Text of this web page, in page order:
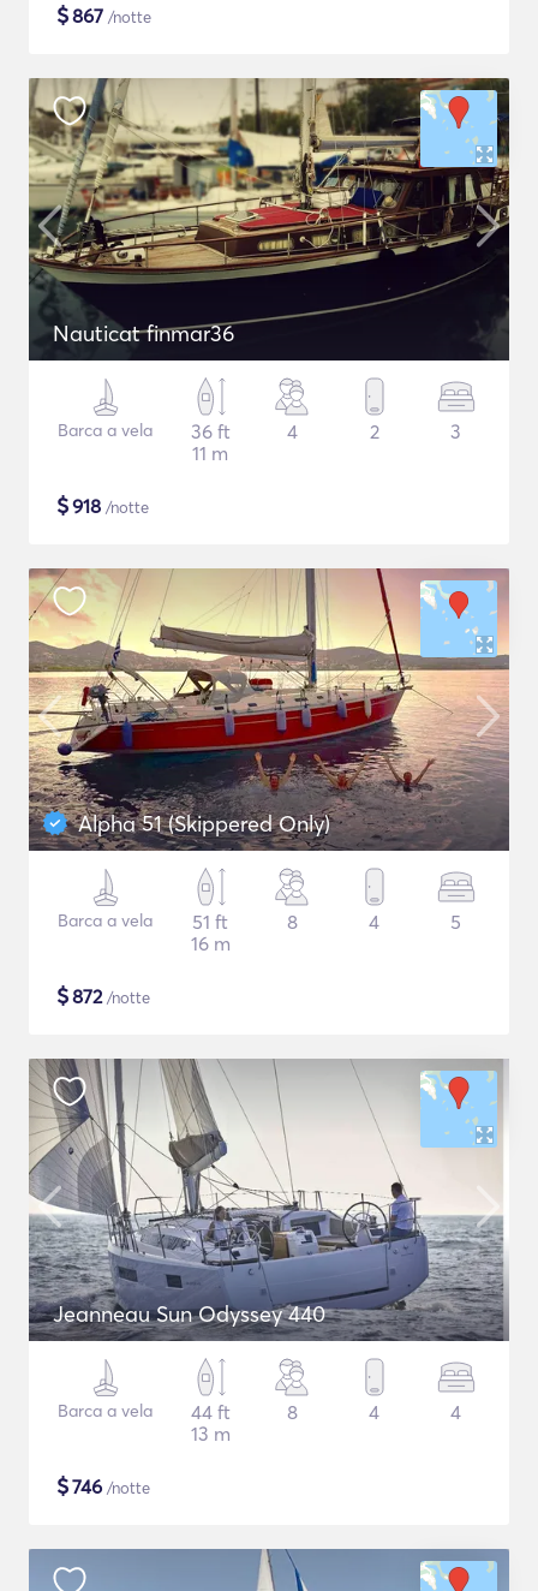
$867 /notte
Nauticat finmar36
Barca a vela
36 ft
11 m
4 2 3
$918 /notte
Alpha 51 (Skippered Only)
Barca a vela
51 ft
16 m
8 4 5
$872/notte
Jeanneau Sun Odyssey 440
Barca a vela
44 ft
13 m
8 4 4
$746 /notte